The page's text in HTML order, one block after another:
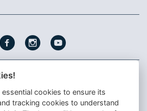
cookies to ensure its
tracking cookies to understand